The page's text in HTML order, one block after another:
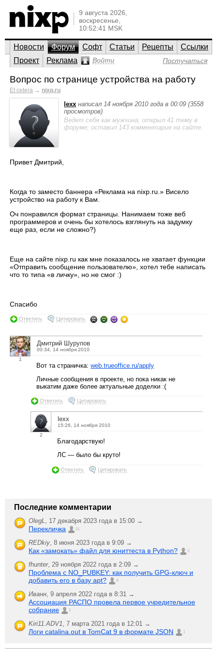
9 августа 2026,
воскресенье,
10:52:41 MSK
Новости Форум Софт Статьи Рецепты
Ссылки
Проект
Реклама Войти Постучаться
Вопрос по странице устройства на работу
Et cetera → nixp.ru
lexx написал 14 ноября 2010 года в 00:09 (3558
просмотров)
Ведет себя как мужчина; открыл 41 тему в
форуме, оставил 143 комментария на сайте.
Привет Дмитрий,
Когда то заместо баннера «Реклама на nixp.ru.» Висело
устройство на работу к Вам.
Оч понравился формат страницы. Нанимаем тоже веб
программеров и очень бы хотелось взглянуть на задумку
еще раз, если не сложно?)
Еще на сайте nixp.ru как мне показалось не хватает функции
«Отправить сообщение пользователю», хотел тебе написать
что то типа «в личку», но не смог :)
Спасибо
Ответить Цитировать
1
Дмитрий Шурупов
00:34, 14 ноября 2010
Вот та страничка: web.trueoffice.ru/apply
Личные сообщения в проекте, но пока никак не
выкатим даже более актуальные доделки :(
Ответить Цитировать
2
lexx
15:26, 14 ноября 2010
Благодарствую!
ЛС — было бы круто!
Ответить Цитировать
Последние комментарии
OlegL 17 декабря 2023 года в 15:00 →
Перекличка 21
REDkiy 8 июня 2023 года в 9:09 →
Как «замокать» файл для юниттеста в Python? 2
fhunter, 29 ноября 2022 года в 2:09 →
Проблема с NO_PUBKEY: как получить GPG-ключ и
добавить его в базу apt?
6
Иванн 9 апреля 2022 года в 8:31 →
Ассоциация РАСПО провела первое учредительное
собрание
1
Kiri11.ADV1 7 марта 2021 года в 12:01 →
Логи catalina.out в TomCat 9 в формате JSON 1